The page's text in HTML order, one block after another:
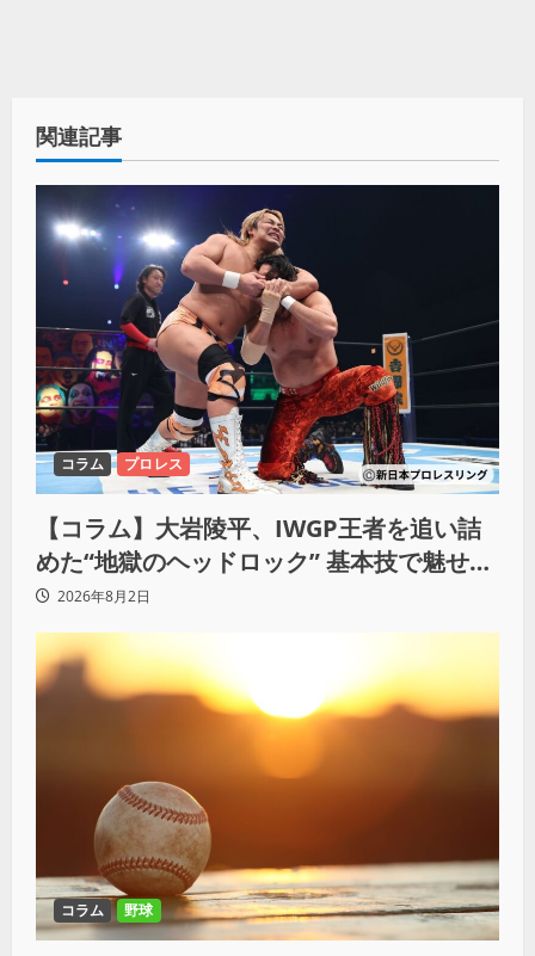
関連記事
コラム プロレス
【コラム】大岩陵平、IWGP王者を追い詰
めた“地獄のヘッドロック” 基本技で魅せた
G1の新たな衝撃
2026年8月2日
コラム 野球